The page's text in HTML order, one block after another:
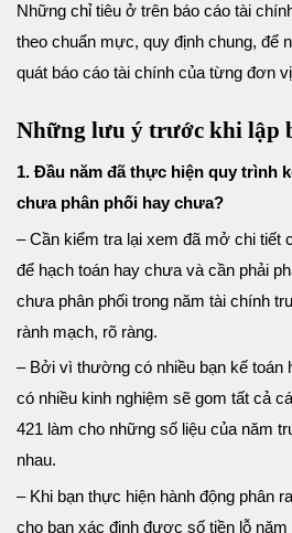
Những chỉ tiêu ở trên báo cáo tài
theo chuẩn mực, quy định chung, để
quát báo cáo tài chính của từng đơn
Những lưu ý trước khi lập
1. Đầu năm đã thực hiện quy trình
chưa phân phối hay chưa?
– Cần kiểm tra lại xem đã mở chi tiết
để hạch toán hay chưa và cần phải
chưa phân phối trong năm tài chính
rành mạch, rõ ràng.
– Bởi vì thường có nhiều bạn kế toán
có nhiều kinh nghiệm sẽ gom tất cả
421 làm cho những số liệu của năm
nhau.
– Khi bạn thực hiện hành động phân
cho bạn xác định được số tiền lỗ